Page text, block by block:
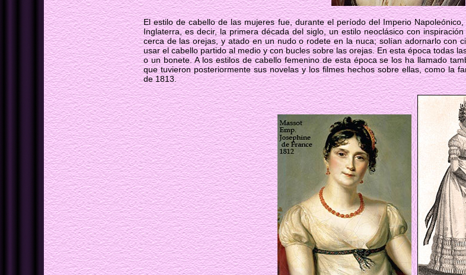
El estilo de cabello de las mujeres fue, durante el período del Imperio
Inglaterra, es decir, la primera década del siglo, un estilo neoclásico con
cerca de las orejas, y atado en un nudo o rodete en la nuca; solían adornarlo con
usar el cabello partido al medio y con bucles sobre las orejas. En esta época todas
o un bonete. A los estilos de cabello femenino de esta época se los ha llamado
que tuvieron posteriormente sus novelas y los filmes hechos sobre ellas, como la
de 1813.